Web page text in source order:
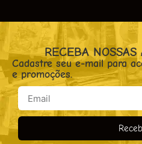
RECEBA
Cadastre seu e-mail para
e promoções.